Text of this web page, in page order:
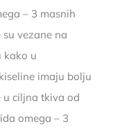
– 3 masnih
vezane na
kako u
imaju bolju
u ciljna tkiva od
omega – 3